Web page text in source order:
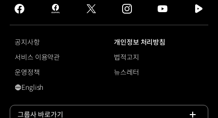
GROUP
facebook
hmg
journal
twitter instagram
tv
공지사항
개인정보 처리방침
서비스 이용약관
법적고지
운영정책
뉴스레터
영문 사이트로 이동
English
그룹사 바로가기